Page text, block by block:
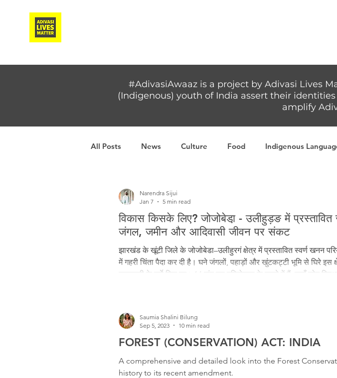
#AdivasiAwaaz is a project by Adivasi Lives
(Indigenous) youth of India assert their
amplify
All Posts News Culture Food Indigenous
Freedom Fighters Folklore Tribal History
Media Education Adivasi Heroes
विकास किसके लिए? जोजोबेडा़ - उलीहुड़ङ में
जंगल, जमीन और आदिवासी जीवन पर संकट
झारखंड के खूंटी जिले के जोजोबेडा–उलीहुरगं क्षेत्र में प्रस्तावित स्वर्ण खनन
में गहरी चिंता पैदा कर दी है। घने जंगलों, पहाड़ों और खुंटकट्टी भूमि से घिरे इस
जानकारी के सर्वे किए गए। 14 गांव इस परियोजना के दायरे में हैं, जहाँ लोग
Narendra Sijui
Jan 7
5 min read
FOREST (CONSERVATION) ACT: INDIA
A comprehensive and detailed look into the Forest
history to its recent amendment.
Saumia Shalini Bilung
Sep 5, 2023
10 min read